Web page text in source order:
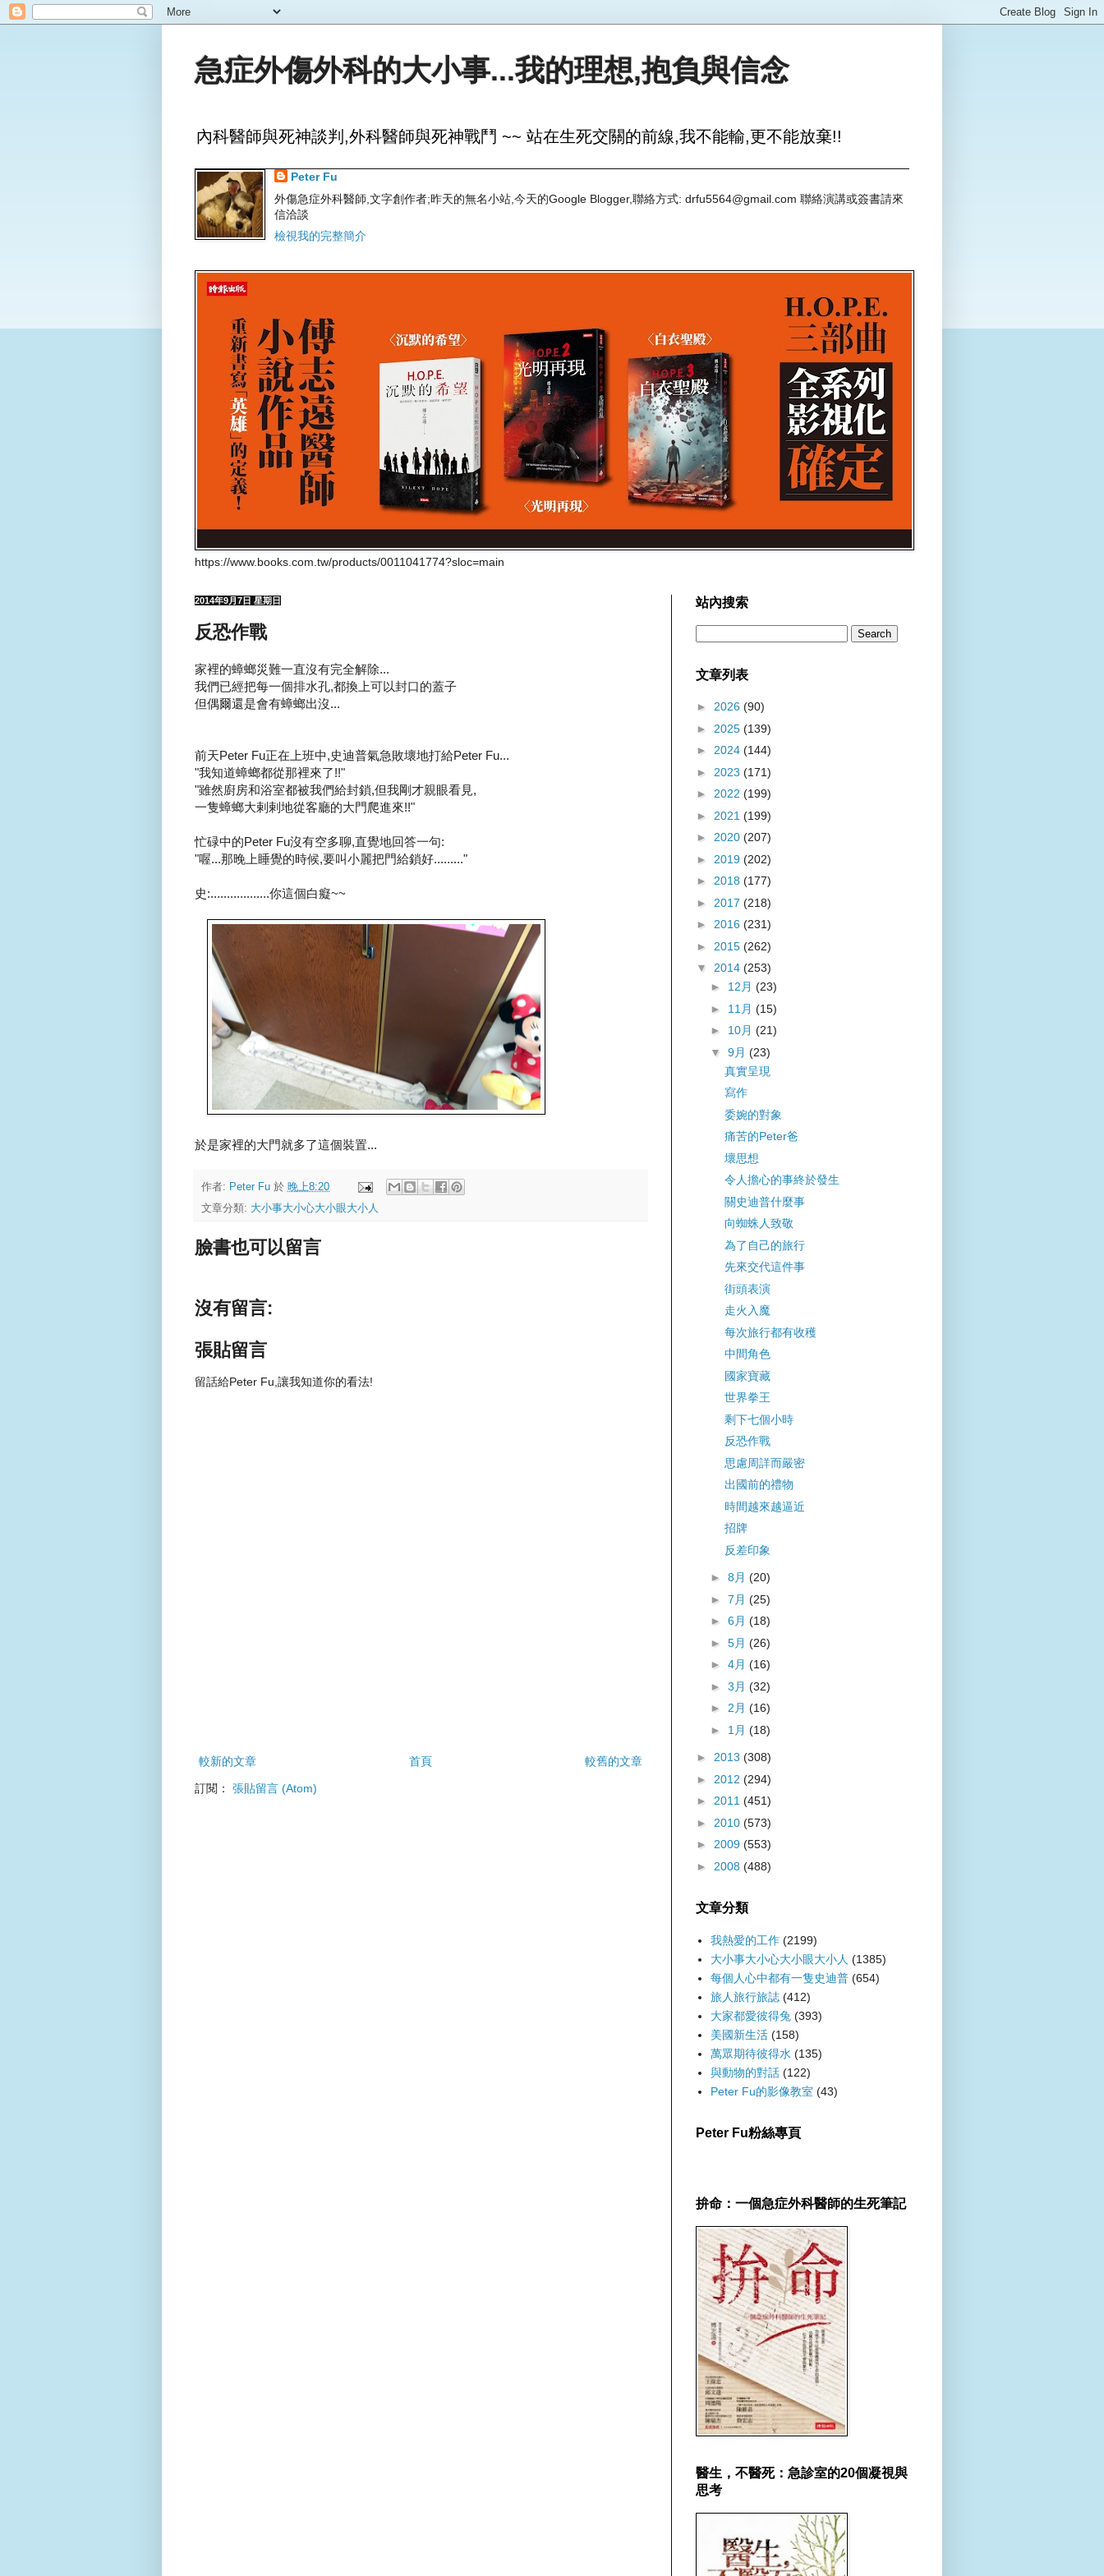
急症外傷外科的大小事...我的理想,抱負與信念
內科醫師與死神談判,外科醫師與死神戰鬥 ~~ 站在生死交關的前線,我不能輸,更不能放棄!!
Peter Fu
外傷急症外科醫師,文字創作者;昨天的無名小站,今天的Google Blogger,聯絡方式: drfu5564@gmail.com 聯絡演講或簽書請來
信洽談
檢視我的完整簡介
https://www.books.com.tw/products/0011041774?sloc=main
2014年9月7日 星期日
反恐作戰
家裡的蟑螂災難一直沒有完全解除...
我們已經把每一個排水孔,都換上可以封口的蓋子
但偶爾還是會有蟑螂出沒...
前天Peter Fu正在上班中,史迪普氣急敗壞地打給Peter Fu...
"我知道蟑螂都從那裡來了!!"
"雖然廚房和浴室都被我們給封鎖,但我剛才親眼看見,
一隻蟑螂大剌剌地從客廳的大門爬進來!!"
忙碌中的Peter Fu沒有空多聊,直覺地回答一句:
"喔...那晚上睡覺的時候,要叫小麗把門給鎖好........."
史:..................你這個白癡~~
於是家裡的大門就多了這個裝置...
作者: Peter Fu 於 晚上8:20
文章分類: 大小事大小心大小眼大小人
臉書也可以留言
沒有留言:
張貼留言
留話給Peter Fu,讓我知道你的看法!
較新的文章 較舊的文章
首頁
訂閱： 張貼留言 (Atom)
站內搜索
文章列表
► 2026 (90)
► 2025 (139)
► 2024 (144)
► 2023 (171)
► 2022 (199)
► 2021 (199)
► 2020 (207)
► 2019 (202)
► 2018 (177)
► 2017 (218)
► 2016 (231)
► 2015 (262)
▼ 2014 (253)
► 12月 (23)
► 11月 (15)
► 10月 (21)
▼ 9月 (23)
真實呈現
寫作
委婉的對象
痛苦的Peter爸
壞思想
令人擔心的事終於發生
關史迪普什麼事
向蜘蛛人致敬
為了自己的旅行
先來交代這件事
街頭表演
走火入魔
每次旅行都有收穫
中間角色
國家寶藏
世界拳王
剩下七個小時
反恐作戰
思慮周詳而嚴密
出國前的禮物
時間越來越逼近
招牌
反差印象
► 8月 (20)
► 7月 (25)
► 6月 (18)
► 5月 (26)
► 4月 (16)
► 3月 (32)
► 2月 (16)
► 1月 (18)
► 2013 (308)
► 2012 (294)
► 2011 (451)
► 2010 (573)
► 2009 (553)
► 2008 (488)
文章分類
我熱愛的工作 (2199)
大小事大小心大小眼大小人 (1385)
每個人心中都有一隻史迪普 (654)
旅人旅行旅誌 (412)
大家都愛彼得兔 (393)
美國新生活 (158)
萬眾期待彼得水 (135)
與動物的對話 (122)
Peter Fu的影像教室 (43)
Peter Fu粉絲專頁
拚命：一個急症外科醫師的生死筆記
醫生，不醫死：急診室的20個凝視與
思考